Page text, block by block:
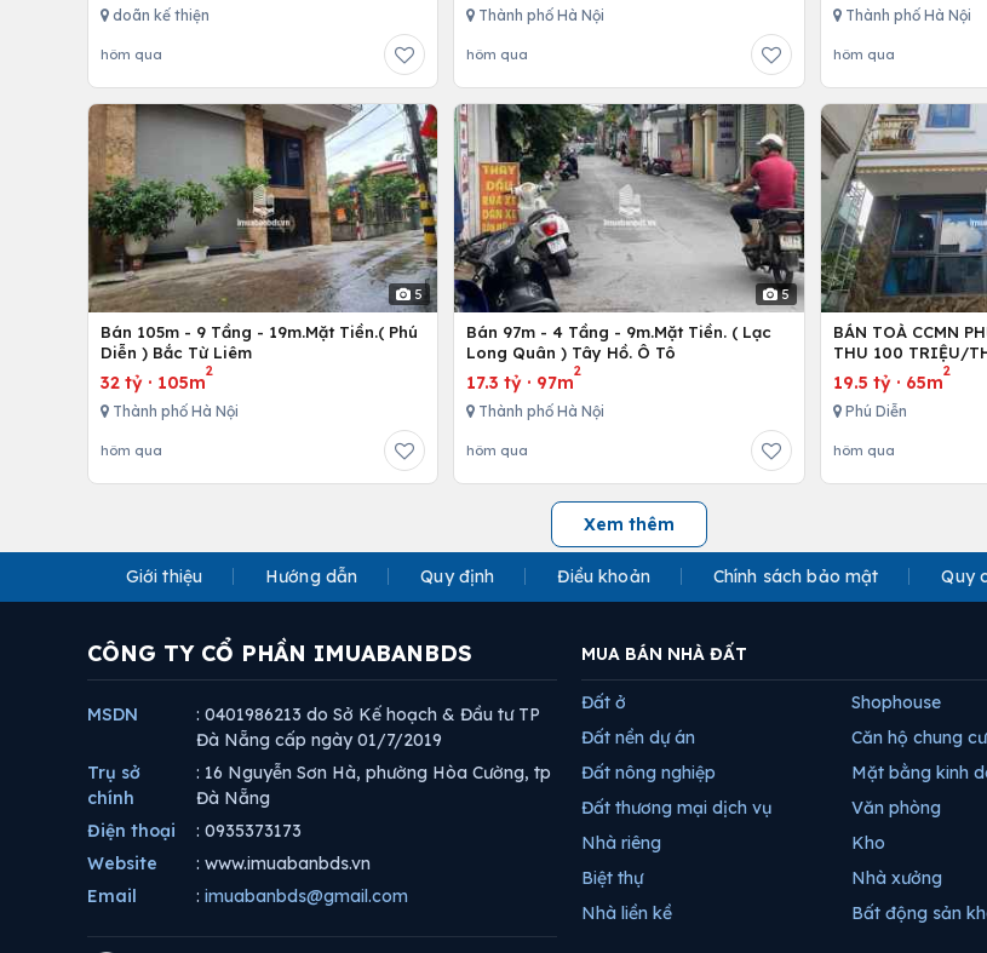
doãn kế thiện
hôm qua
Thành phố Hà Nội
hôm qua
Thành phố Hà Nội
hôm qua
5
Bán 105m - 9 Tầng - 19m.Mặt Tiền.( Phú
Diễn ) Bắc Từ Liêm
32 tỷ · 105m
2
Thành phố Hà Nội
hôm qua
5
Bán 97m - 4 Tầng - 9m.Mặt Tiền. ( Lạc
Long Quân ) Tây Hồ. Ô Tô
17.3 tỷ · 97m
2
Thành phố Hà Nội
hôm qua
BÁN TOÀ CCMN
THU 100 TRIỆU/
19.5 tỷ· 65m
2
Phú Diễn
hôm qua
Xem thêm
Giới thiệu Hướng dẫn Quy định Điều khoản Chính sách bảo mật Quy
CÔNG TY CỔ PHẦN IMUABANBDS
MSDN
: 0401986213 do Sở Kế hoạch & Đầu tư TP
Đà Nẵng cấp ngày 01/7/2019
Trụ sở
chính
: 16 Nguyễn Sơn Hà, phường Hòa Cường, tp
Đà Nẵng
Điện thoại
: 0935373173
Website
: www.imuabanbds.vn
Email
: imuabanbds@gmail.com
MUA BÁN NHÀ ĐẤT
Đất ở
Đất nền dự án
Đất nông nghiệp
Đất thương mại dịch vụ
Nhà riêng
Biệt thự
Nhà liền kề
Shophouse
Căn hộ chung cư
Mặt bằng kinh
Văn phòng
Kho
Nhà xưởng
Bất động sản